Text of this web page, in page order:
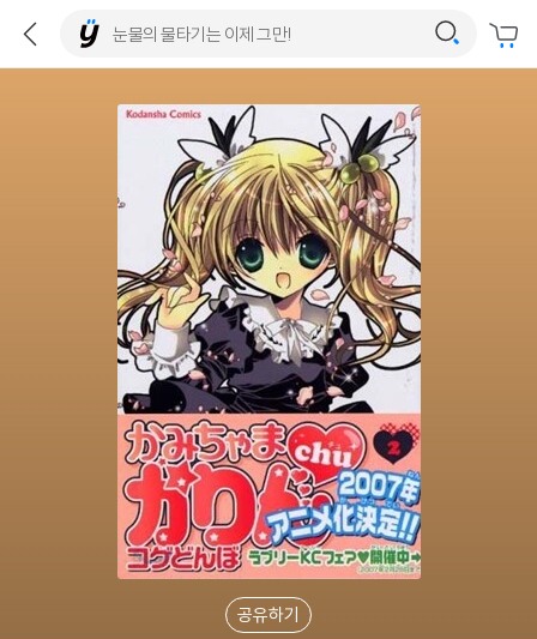
공유하기